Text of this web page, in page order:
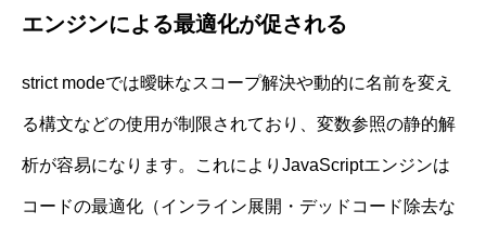
エンジンによる最適化が促される
strict modeでは曖昧なスコープ解決や動的に名前を変え
る構文などの使用が制限されており、変数参照の静的解
析が容易になります。これによりJavaScriptエンジンは
コードの最適化（インライン展開・デッドコード除去な